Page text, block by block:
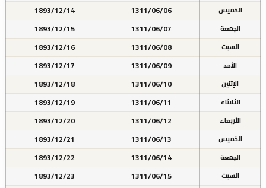
الخميس 1311/06/06
1893/12/14
الجمعة 1311/06/07
1893/12/15
السبت 1311/06/08
1893/12/16
الأحد 1311/06/09
1893/12/17
الإثنين 1311/06/10
1893/12/18
الثلاثاء 1311/06/11
1893/12/19
الأربعاء 1311/06/12
1893/12/20
الخميس 1311/06/13
1893/12/21
الجمعة 1311/06/14
1893/12/22
السبت 1311/06/15
1893/12/23